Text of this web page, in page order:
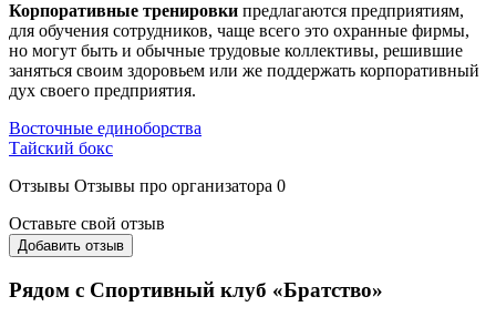
Корпоративные тренировки предлагаются предприятиям,
для обучения сотрудников, чаще всего это охранные фирмы,
но могут быть и обычные трудовые коллективы, решившие
заняться своим здоровьем или же поддержать корпоративный
дух своего предприятия.
Восточные единоборства
Тайский бокс
Отзывы Отзывы про организатора 0
Оставьте свой отзыв
Добавить отзыв
Рядом с Спортивный клуб «Братство»